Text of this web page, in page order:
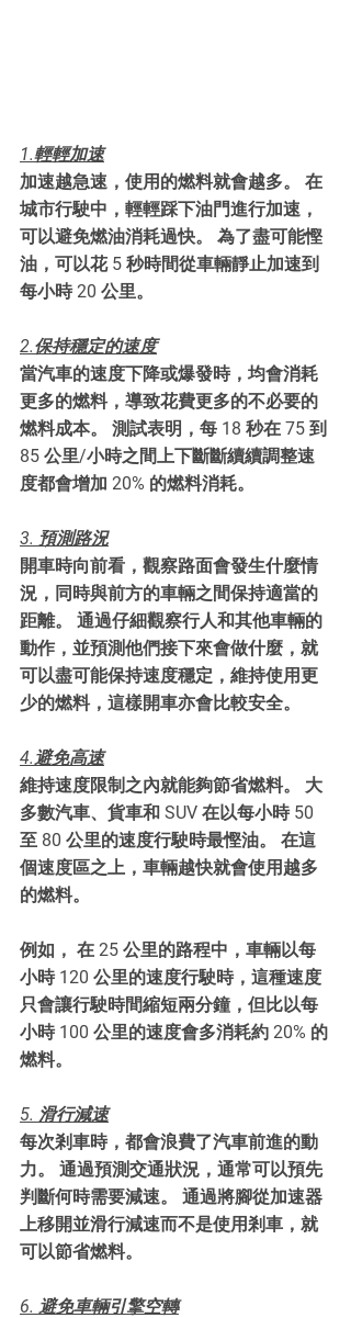
1.輕輕加速
加速越急速，使用的燃料就會越多。 在
城市行駛中，輕輕踩下油門進行加速，
可以避免燃油消耗過快。 為了盡可能慳
油，可以花 5 秒時間從車輛靜止加速到
每小時 20 公里。
2.保持穩定的速度
當汽車的速度下降或爆發時，均會消耗
更多的燃料，導致花費更多的不必要的
燃料成本。 測試表明，每 18 秒在 75 到
85 公里/小時之間上下斷斷續續調整速
度都會增加 20% 的燃料消耗。
3. 預測路況
開車時向前看，觀察路面會發生什麼情
況，同時與前方的車輛之間保持適當的
距離。 通過仔細觀察行人和其他車輛的
動作，並預測他們接下來會做什麼，就
可以盡可能保持速度穩定，維持使用更
少的燃料，這樣開車亦會比較安全。
4.避免高速
維持速度限制之內就能夠節省燃料。 大
多數汽車、貨車和 SUV 在以每小時 50
至 80 公里的速度行駛時最慳油。 在這
個速度區之上，車輛越快就會使用越多
的燃料。
例如， 在 25 公里的路程中，車輛以每
小時 120 公里的速度行駛時，這種速度
只會讓行駛時間縮短兩分鐘，但比以每
小時 100 公里的速度會多消耗約 20% 的
燃料。
5. 滑行減速
每次剎車時，都會浪費了汽車前進的動
力。 通過預測交通狀況，通常可以預先
判斷何時需要減速。 通過將腳從加速器
上移開並滑行減速而不是使用剎車，就
可以節省燃料。
6. 避免車輛引擎空轉